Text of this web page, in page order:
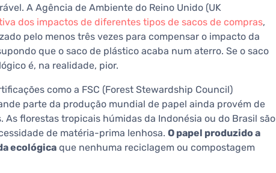
A Agência de Ambiente do Reino Unido (UK
dos impactos de diferentes tipos de sacos de compras,
pelo menos três vezes para compensar o impacto da
que o saco de plástico acaba num aterro. Se o saco
é, na realidade, pior.
como a FSC (Forest Stewardship Council)
parte da produção mundial de papel ainda provém de
florestas tropicais húmidas da Indonésia ou do Brasil são
de matéria-prima lenhosa. O papel produzido a
ecológica que nenhuma reciclagem ou compostagem